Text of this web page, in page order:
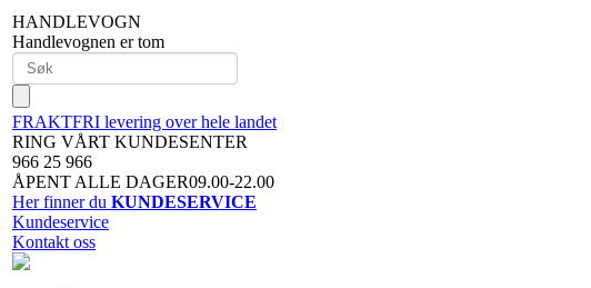
HANDLEVOGN
Handlevognen er tom
FRAKTFRI levering over hele landet
RING VÅRT KUNDESENTER
966 25 966
ÅPENT ALLE DAGER09.00-22.00
Her finner du KUNDESERVICE
Kundeservice
Kontakt oss